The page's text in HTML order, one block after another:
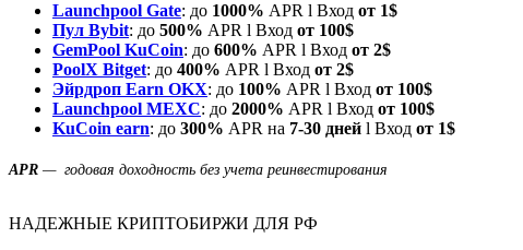
Launchpool Gate: до 1000% APR l Вход от 1$
Пул Bybit: до 500% APR l Вход от 100$
GemPool KuCoin: до 600% APR l Вход от 2$
PoolX Bitget: до 400% APR l Вход от 2$
Эйрдроп Earn OKX: до 100% APR l Вход от 100$
Launchpool MEXC: до 2000% APR l Вход от 100$
KuCoin earn: до 300% APR на 7-30 дней l Вход от 1$
APR — годовая доходность без учета реинвестирования
НАДЕЖНЫЕ КРИПТОБИРЖИ ДЛЯ РФ